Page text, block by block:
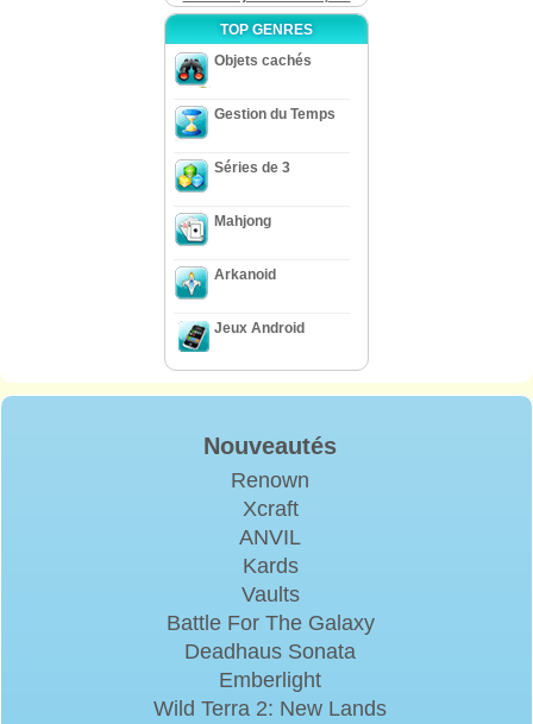
TOP GENRES
Objets cachés
Gestion du Temps
Séries de 3
Mahjong
Arkanoid
Jeux Android
Nouveautés
Renown
Xcraft
ANVIL
Kards
Vaults
Battle For The Galaxy
Deadhaus Sonata
Emberlight
Wild Terra 2: New Lands